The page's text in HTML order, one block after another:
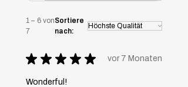
1 – 6 von
7
Sortiere
nach:
★ ★ ★ ★ ★ vor 7 Monaten
Wonderful!